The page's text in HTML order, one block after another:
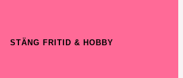
STÄNG FRITID & HOBBY